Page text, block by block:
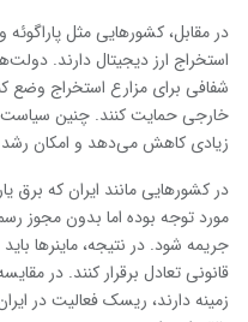
در مقابل، کشورهایی مثل
استخراج ارز دیجیتال دارند.
شفافی برای مزارع استخراج وضع
خارجی حمایت کنند. چنین
زیادی کاهش می‌دهد و امکان رشد
در کشورهایی مانند ایران که برق
مورد توجه بوده اما بدون مجوز
جریمه شود. در نتیجه، ماینرها
قانونی تعادل برقرار کنند. در
زمینه دارند، ریسک فعالیت در